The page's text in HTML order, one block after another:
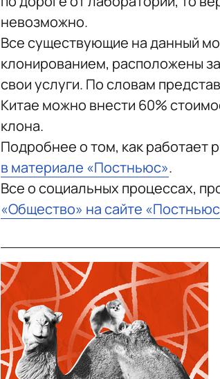
невозможно.
Все существующие на данный
клонированием, расположены
свои услуги. По словам
Китае можно внести 60%
клона.
Подробнее о том, как работает
в материале «Постньюс».
Все о социальных процессах,
«Общество» на сайте